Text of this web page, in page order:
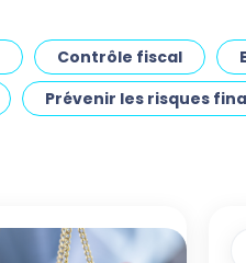
Contrôle fiscal
Prévenir les risques